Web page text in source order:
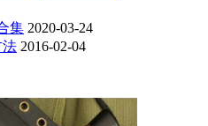
集 2020-03-24
法 2016-02-04